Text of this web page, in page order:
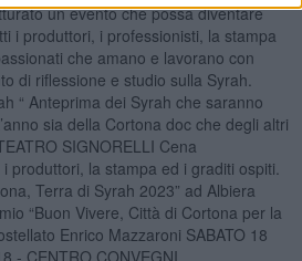
un evento che possa diventare
i produttori, i professionisti, la stampa
che amano e lavorano con
di riflessione e studio sulla Syrah.
“ Anteprima dei Syrah che saranno
sia della Cortona doc che degli altri
SIGNORELLI Cena
produttori, la stampa ed i graditi ospiti.
Terra di Syrah 2023” ad Albiera
“Buon Vivere, Città di Cortona per la
Enrico Mazzaroni SABATO 18
- CENTRO CONVEGNI